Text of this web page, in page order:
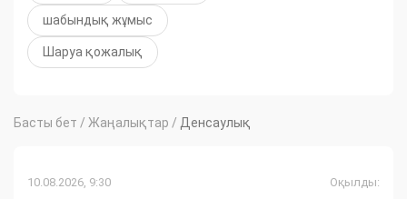
шабындық жұмыс
Шаруа қожалық
Басты бет / Жаңалықтар / Денсаулық
10.08.2026, 9:30 Оқылды: